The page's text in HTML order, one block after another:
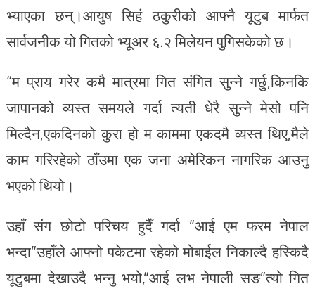
भ्याएका छन्।आयुष सिहं ठकुरीको आफ्नै यूटुब मार्फत
सार्वजनीक यो गितको भ्यूअर ६.२ मिलेयन पुगिसकेको छ।
“म प्राय गरेर कमै मात्रमा गित संगित सुन्ने गर्छु,किनकि
जापानको व्यस्त समयले गर्दा त्यती धेरै सुन्ने मेसो पनि
मिल्दैन,एकदिनको कुरा हो म काममा एकदमै व्यस्त थिए,मैले
काम गरिरहेको ठाँउमा एक जना अमेरिकन नागरिक आउनु
भएको थियो।
उहाँ संग छोटो परिचय हुदैँ गर्दा “आई एम फरम नेपाल
भन्दा”उहाँले आफ्नो पकेटमा रहेको मोबाईल निकाल्दै हस्किदै
यूटुबमा देखाउदै भन्नु भयो,“आई लभ नेपाली सङ”त्यो गित